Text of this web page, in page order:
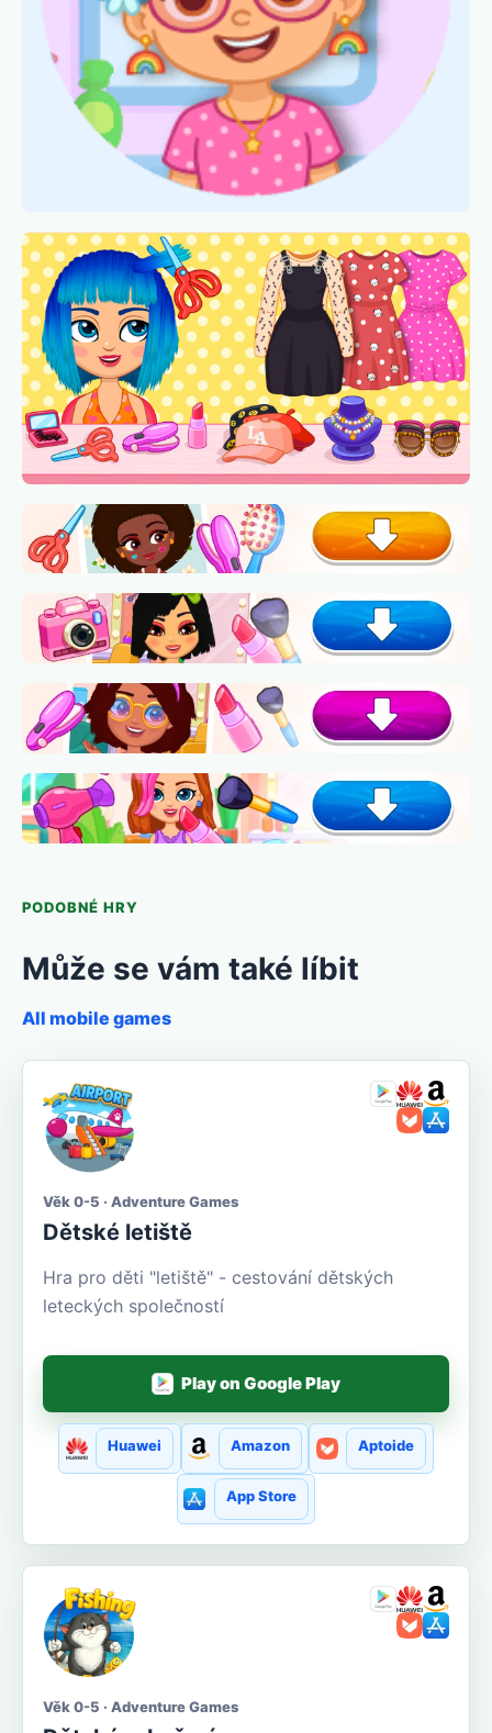
PODOBNÉ HRY
Může se vám také líbit
All mobile games
Věk 0-5 · Adventure Games
Dětské letiště
Hra pro děti "letiště" - cestování dětských
leteckých společností
Play on Google Play
Huawei Amazon Aptoide
App Store
Věk 0-5 · Adventure Games